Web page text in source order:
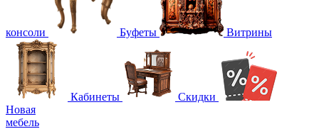
консоли Буфеты Витрины
Кабинеты
Скидки
Новая
мебель